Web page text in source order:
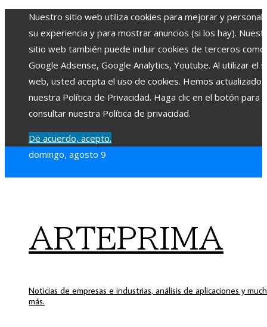
Nuestro sitio web utiliza cookies para mejorar y
su experiencia y para mostrar anuncios (si los hay).
sitio web también puede incluir cookies de terceros como
Google Adsense, Google Analytics, Youtube. Al utilizar el
web, usted acepta el uso de cookies. Hemos actualizado
nuestra Política de Privacidad. Haga clic en el botón para
consultar nuestra Política de privacidad.
De acuerdo, acepto.
domingo, agosto 9
ARTEPRIMA
Noticias de empresas e industrias, análisis de aplicaciones y
más.